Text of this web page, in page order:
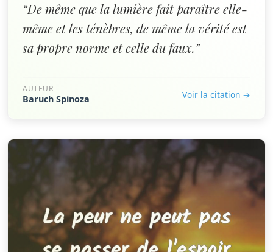
“De même que la lumière fait paraître elle-
même et les ténèbres, de même la vérité est
sa propre norme et celle du faux.”
AUTEUR
Baruch Spinoza Voir la citation →